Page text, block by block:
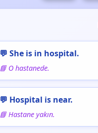
💬 She is in hospital.
📘 O hastanede.
💬 Hospital is near.
📘 Hastane yakın.